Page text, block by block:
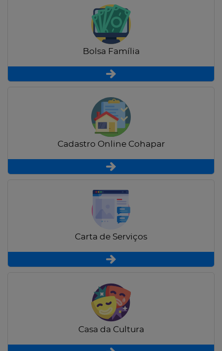
Bolsa Família
Cadastro Online Cohapar
Carta de Serviços
Casa da Cultura